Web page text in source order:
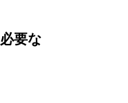
要な